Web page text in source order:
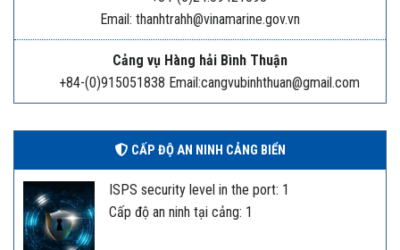
Email: thanhtrahh@vinamarine.gov.vn
Cảng vụ Hàng hải Bình Thuận
+84-(0)915051838 Email:cangvubinhthuan@gmail.com
CẤP ĐỘ AN NINH CẢNG BIỂN
ISPS security level in the port: 1
Cấp độ an ninh tại cảng: 1